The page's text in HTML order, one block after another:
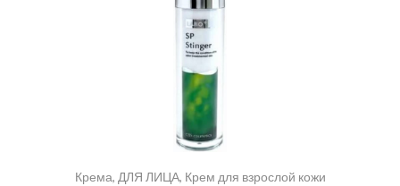
Крема, ДЛЯ ЛИЦА, Крем для взрослой кожи